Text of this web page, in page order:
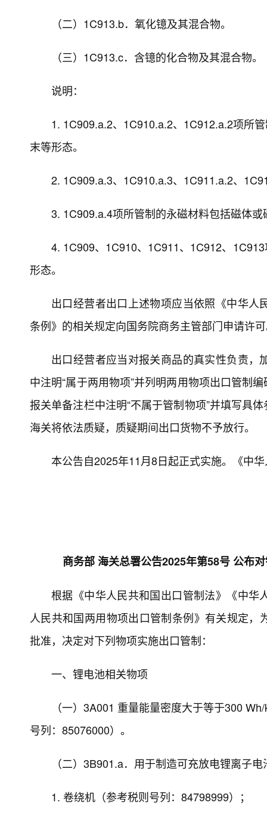
（二）1C913.b．氧化镱及其混合物。
（三）1C913.c．含镱的化合物及其混合物。
说明：
1. 1C909.a.2、1C910.a.2、1C912.a.2项所
末等形态。
2. 1C909.a.3、1C910.a.3、1C911.a.2、
3. 1C909.a.4项所管制的永磁材料包括磁体或
4. 1C909、1C910、1C911、1C912、
形态。
出口经营者出口上述物项应当依照《中华
条例》的相关规定向国务院商务主管部门申请许
出口经营者应当对报关商品的真实性负责
中注明“属于两用物项”并列明两用物项出口管制
报关单备注栏中注明“不属于管制物项”并填写具
海关将依法质疑，质疑期间出口货物不予放行。
本公告自2025年11月8日起正式实施。《中
商务部 海关总署公告2025年第58号 公布
根据《中华人民共和国出口管制法》《中
人民共和国两用物项出口管制条例》有关规定
批准，决定对下列物项实施出口管制：
一、锂电池相关物项
（一）3A001 重量能量密度大于等于300
号列：85076000）。
（二）3B901.a．用于制造可充放电锂离子
1. 卷绕机（参考税则号列：84798999）；